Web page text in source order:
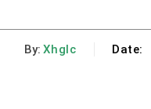
By: Xhglc Date: